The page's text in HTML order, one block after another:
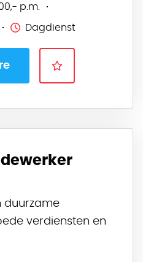
p.m.
Dagdienst
duurzame
verdiensten en